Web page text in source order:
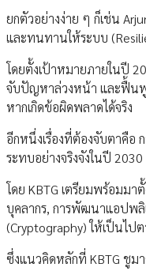
ยกตัวอย่างง่าย ๆ ก็เช่น
และทนทานให้ระบบ
โดยตั้งเป้าหมายภายในปี
จับปัญหาล่วงหน้า และฟื้นฟู
หากเกิดข้อผิดพลาดได้จริง
อีกหนึ่งเรื่องที่ต้องจับตาคือ
ระทบอย่างจริงจังในปี 2030
โดย KBTG เตรียมพร้อมมา
บุคลากร, การพัฒนาแอปพ
(Cryptography) ให้เป็นไป
ซึ่งแนวคิดหลักที่ KBTG ชูม